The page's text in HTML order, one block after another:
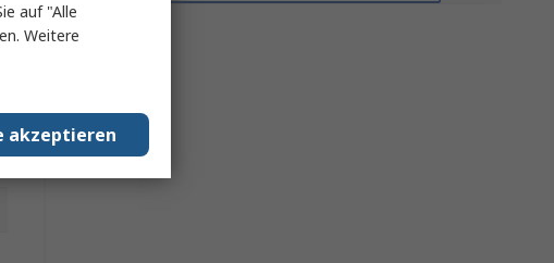
auf "Alle
Weitere
akzeptieren